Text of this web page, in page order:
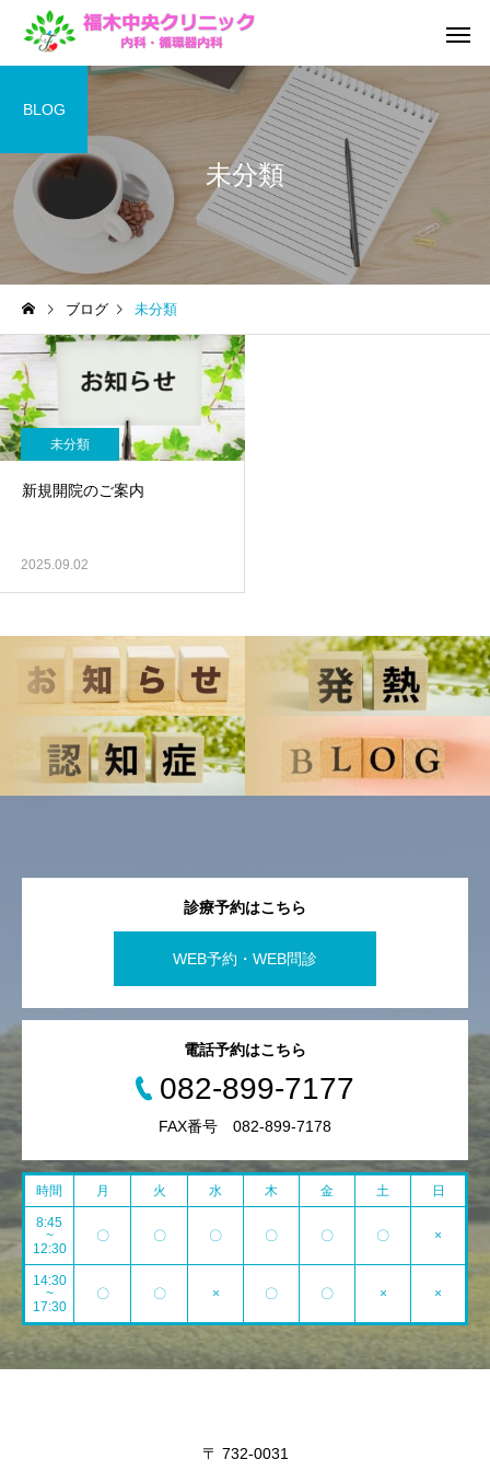
院内機器紹介
予防接種
未分類
BLOG
ブログ 未分類
未分類
新規開院のご案内
2025.09.02
診療予約はこちら
WEB予約・WEB問診
電話予約はこちら
082-899-7177
FAX番号 082-899-7178
時間 月 火 水 木 金 土 日
8:45
~
12:30
〇 〇 〇 〇 〇 〇 ×
14:30
~
17:30
〇 〇 × 〇 〇 × ×
〒 732-0031